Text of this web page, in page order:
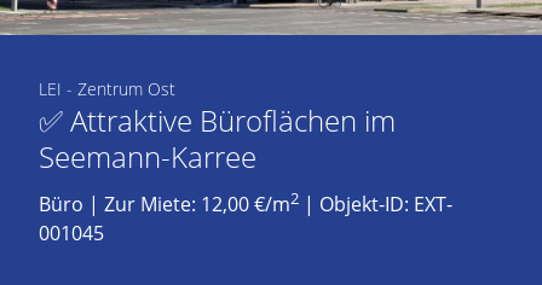
LEI - Zentrum Ost
✅ Attraktive Büroflächen im
Seemann-Karree
Büro | Zur Miete: 12,00 €/m2 | Objekt-ID: EXT-
001045